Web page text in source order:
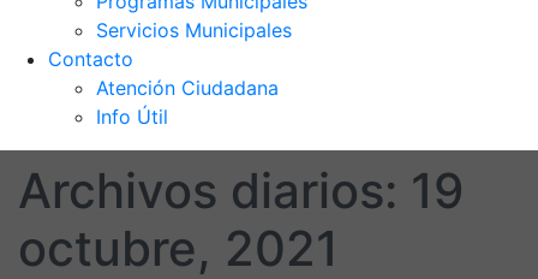
Servicios Municipales
Contacto
Atención Ciudadana
Info Útil
Archivos diarios: 19
octubre, 2021